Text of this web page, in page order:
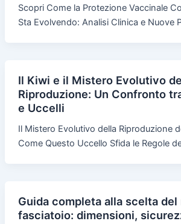
Scopri Come la Protezione Vaccinale
Sta Evolvendo: Analisi Clinica e Nuove
Il Kiwi e il Mistero Evolutivo
Riproduzione: Un Confronto
e Uccelli
Il Mistero Evolutivo della Riproduzione
Come Questo Uccello Sfida le Regole
Guida completa alla scelta del
fasciatoio: dimensioni,